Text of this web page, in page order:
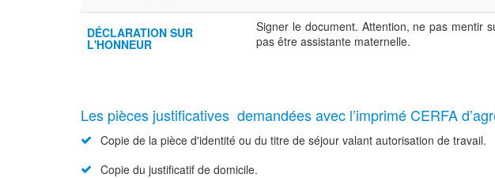
DÉCLARATION SUR
L'HONNEUR
Signer le document. Attention, ne pas mentir
pas être assistante maternelle.
Les pièces justificatives demandées avec l’imprimé CERFA
Copie de la pièce d'identité ou du titre de séjour valant autorisation de travail.
Copie du justificatif de domicile.